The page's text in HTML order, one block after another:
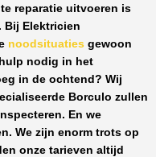
reparatie uitvoeren is
Bij Elektricien
noodsituaties gewoon
nodig in het
in de ochtend? Wij
Borculo zullen
En we
We zijn enorm trots op
onze tarieven altijd